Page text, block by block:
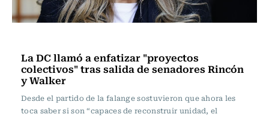
La DC llamó a enfatizar "proyectos
colectivos" tras salida de senadores Rincón
y Walker
Desde el partido de la falange sostuvieron que ahora les
toca saber si son “capaces de reconstruir unidad, el